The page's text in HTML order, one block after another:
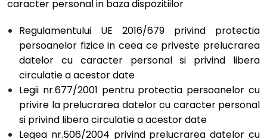
caracter personal in baza dispozitiilor
Regulamentului UE 2016/679 privind protectia
persoanelor fizice in ceea ce priveste prelucrarea
datelor cu caracter personal si privind libera
circulatie a acestor date
Legii nr.677/2001 pentru protectia persoanelor cu
privire la prelucrarea datelor cu caracter personal
si privind libera circulatie a acestor date
Legea nr.506/2004 privind prelucrarea datelor cu